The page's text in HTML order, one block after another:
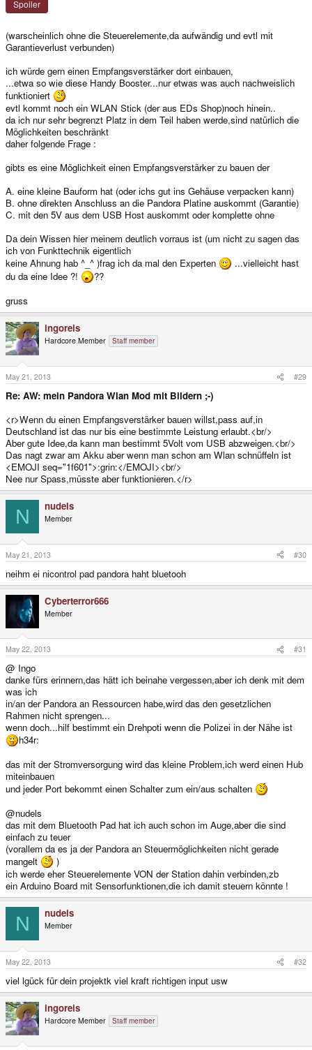
Spoiler
(warscheinlich ohne die Steuerelemente,da aufwändig und evtl mit
Garantieverlust verbunden)
ich würde gern einen Empfangsverstärker dort einbauen,
...etwa so wie diese Handy Booster...nur etwas was auch nachweislich
funktioniert
evtl kommt noch ein WLAN Stick (der aus EDs Shop)noch hinein..
da ich nur sehr begrenzt Platz in dem Teil haben werde,sind natürlich die
Möglichkeiten beschränkt
daher folgende Frage :
gibts es eine Möglichkeit einen Empfangsverstärker zu bauen der
A. eine kleine Bauform hat (oder ichs gut ins Gehäuse verpacken kann)
B. ohne direkten Anschluss an die Pandora Platine auskommt (Garantie)
C. mit den 5V aus dem USB Host auskommt oder komplette ohne
Da dein Wissen hier meinem deutlich vorraus ist (um nicht zu sagen das
ich von Funkttechnik eigentlich
keine Ahnung hab ^_^ )frag ich da mal den Experten
...vielleicht hast
du da eine Idee ?!
??
gruss
ingoreis
Hardcore Member Staff member
May 21, 2013 #29
Re: AW: mein Pandora Wlan Mod mit Bildern ;-)
<r>Wenn du einen Empfangsverstärker bauen willst,pass auf,in
Deutschland ist das nur bis eine bestimmte Leistung erlaubt.<br/>
Aber gute Idee,da kann man bestimmt 5Volt vom USB abzweigen.<br/>
Das nagt zwar am Akku aber wenn man schon am Wlan schnüffeln ist
<EMOJI seq="1f601">:grin:</EMOJI><br/>
Nee nur Spass,müsste aber funktionieren.</r>
N nudels
Member
May 21, 2013 #30
neihm ei nicontrol pad pandora haht bluetooh
Cyberterror666
Member
May 22, 2013 #31
@ Ingo
danke fürs erinnern,das hätt ich beinahe vergessen,aber ich denk mit dem
was ich
in/an der Pandora an Ressourcen habe,wird das den gesetzlichen
Rahmen nicht sprengen...
wenn doch...hilf bestimmt ein Drehpoti wenn die Polizei in der Nähe ist
h34r:
das mit der Stromversorgung wird das kleine Problem,ich werd einen Hub
miteinbauen
und jeder Port bekommt einen Schalter zum ein/aus schalten
@nudels
das mit dem Bluetooth Pad hat ich auch schon im Auge,aber die sind
einfach zu teuer
(vorallem da es ja der Pandora an Steuermöglichkeiten nicht gerade
mangelt
)
ich werde eher Steuerelemente VON der Station dahin verbinden,zb
ein Arduino Board mit Sensorfunktionen,die ich damit steuern könnte !
N nudels
Member
May 22, 2013 #32
viel lgück für dein projektk viel kraft richtigen input usw
ingoreis
Hardcore Member Staff member